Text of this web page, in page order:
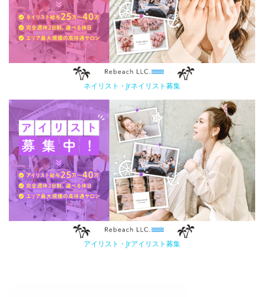
ネイリスト・Jrネイリスト募集
アイリスト・Jrアイリスト募集